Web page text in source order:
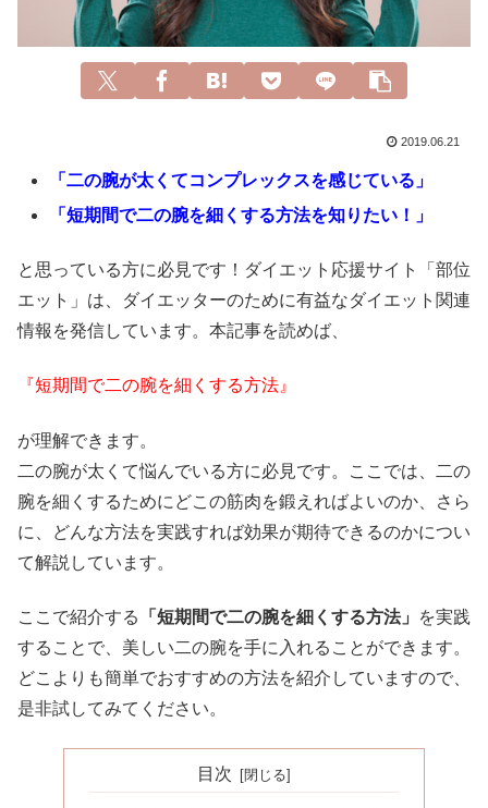
2019.06.21
「二の腕が太くてコンプレックスを感じている」
「短期間で二の腕を細くする方法を知りたい！」
と思っている方に必見です！ダイエット応援サイト「部位
エット」は、ダイエッターのために有益なダイエット関連
情報を発信しています。本記事を読めば、
『短期間で二の腕を細くする方法』
が理解できます。
二の腕が太くて悩んでいる方に必見です。ここでは、二の
腕を細くするためにどこの筋肉を鍛えればよいのか、さら
に、どんな方法を実践すれば効果が期待できるのかについ
て解説しています。
ここで紹介する 「短期間で二の腕を細くする方法」
を実践
することで、美しい二の腕を手に入れることができます。
どこよりも簡単でおすすめの方法を紹介していますので、
是非試してみてください。
目次